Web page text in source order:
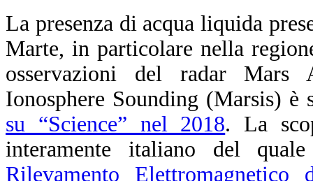
La presenza di acqua liquida
Marte, in particolare nella
osservazioni del radar Mars
Ionosphere Sounding (Marsis)
su “Science” nel 2018. La
interamente italiano del
Rilevamento Elettromagnetico